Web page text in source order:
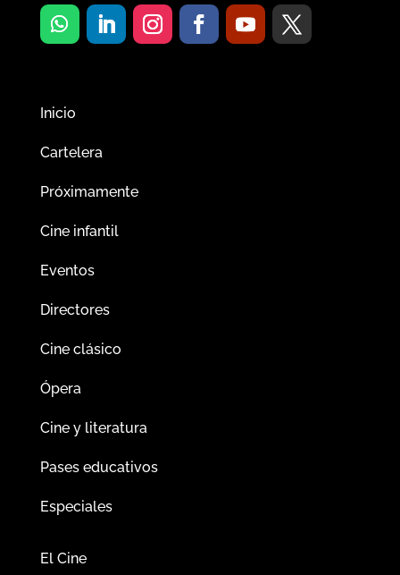
Inicio
Cartelera
Próximamente
Cine infantil
Eventos
Directores
Cine clásico
Ópera
Cine y literatura
Pases educativos
Especiales
El Cine